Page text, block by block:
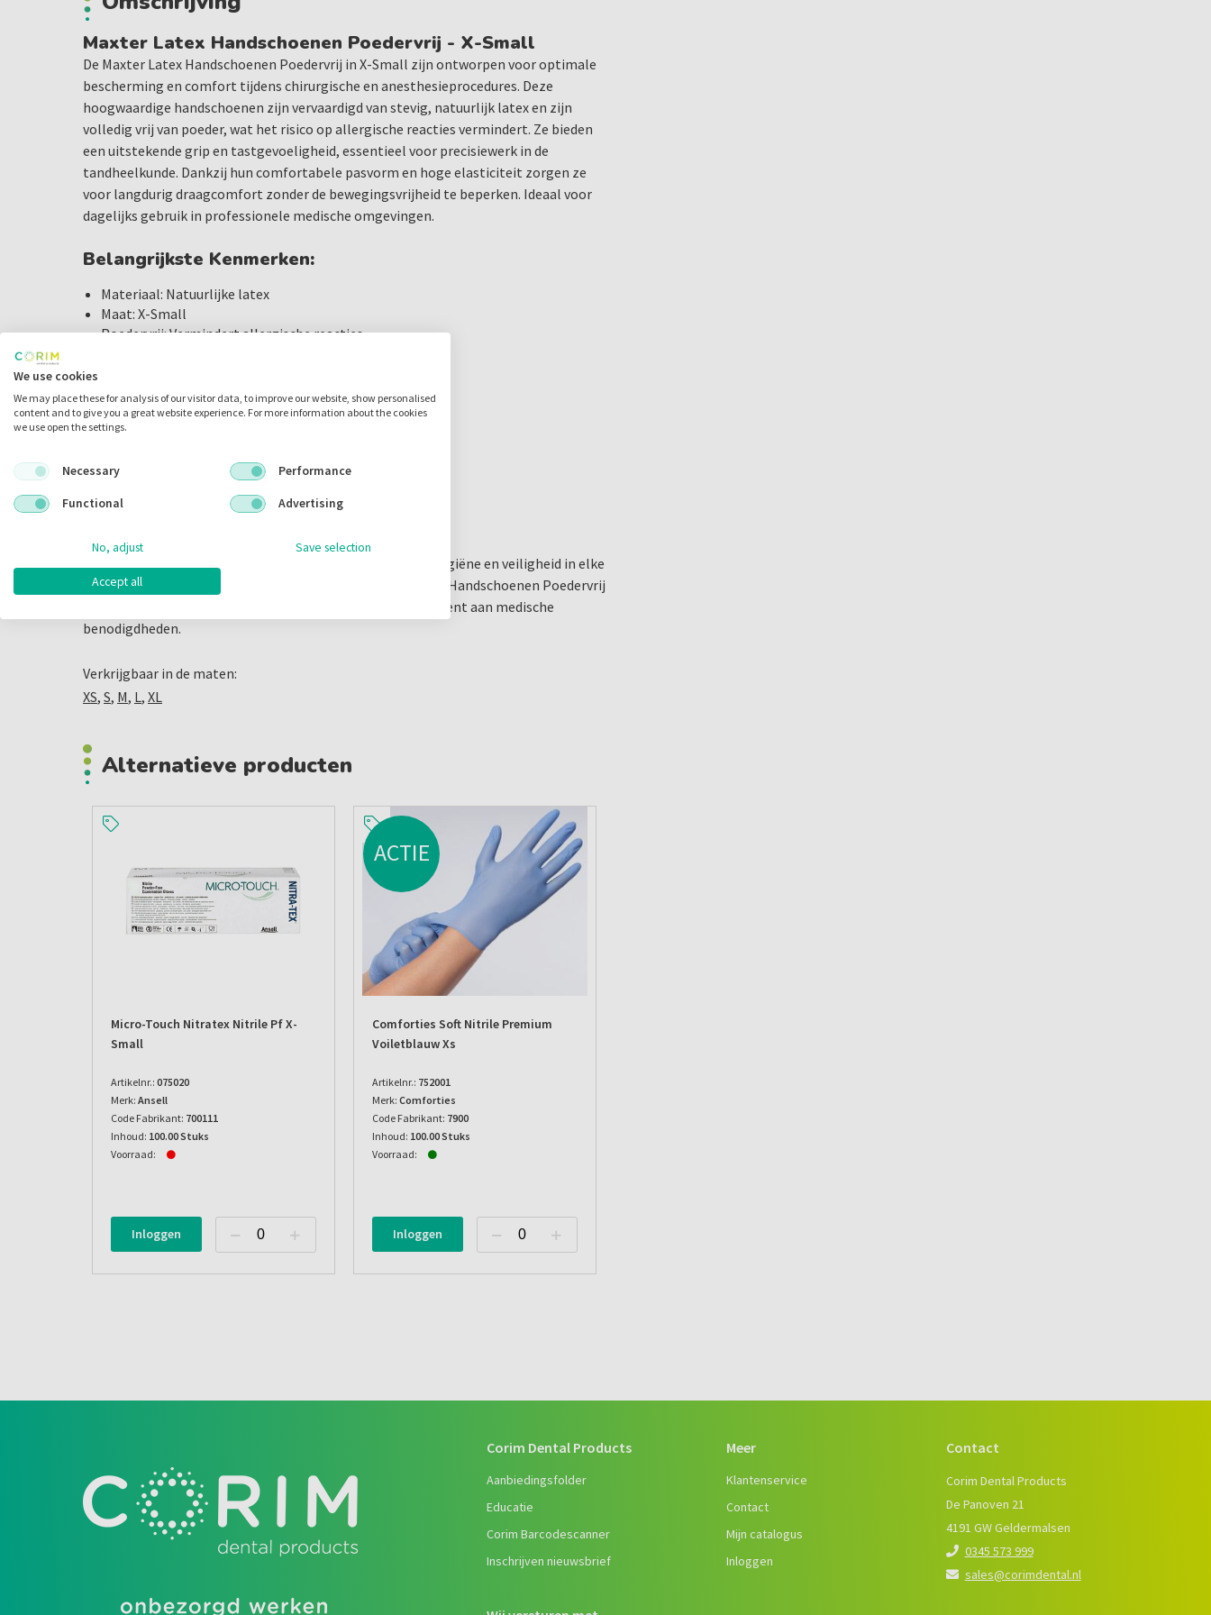
Maxter Latex Handschoenen Poedervrij - X-Small
De Maxter Latex Handschoenen Poedervrij in X-Small zijn ontworpen voor optimale
bescherming en comfort tijdens chirurgische en anesthesieprocedures. Deze
hoogwaardige handschoenen zijn vervaardigd van stevig, natuurlijk latex en zijn
volledig vrij van poeder, wat het risico op allergische reacties vermindert. Ze bieden
een uitstekende grip en tastgevoeligheid, essentieel voor precisiewerk in de
tandheelkunde. Dankzij hun comfortabele pasvorm en hoge elasticiteit zorgen ze
voor langdurig draagcomfort zonder de bewegingsvrijheid te beperken. Ideaal voor
dagelijks gebruik in professionele medische omgevingen.
Belangrijkste Kenmerken:
Materiaal: Natuurlijke latex
Maat: X-Small
Poedervrij: Vermindert allergische reacties
Toepassingen:
Chirurgische procedures
Algemeen medisch gebruik
Deze handschoenen zijn een essentieel onderdeel van de hygiëne en veiligheid in elke
tandartspraktijk. Bezoek onze website om de Maxter Latex Handschoenen Poedervrij
te bestellen en ontdek meer over ons uitgebreide assortiment aan medische
benodigdheden.
Verkrijgbaar in de maten:
XS, S, M, L, XL
Alternatieve producten
Micro-Touch Nitratex Nitrile Pf X-
Small
Artikelnr.: 075020
Merk: Ansell
Code Fabrikant: 700111
Inhoud: 100.00 Stuks
Voorraad:
Inloggen
ACTIE
Comforties Soft Nitrile Premium
Voiletblauw Xs
Artikelnr.: 752001
Merk: Comforties
Code Fabrikant: 7900
Inhoud: 100.00 Stuks
Voorraad:
Inloggen
Corim Dental Products
Aanbiedingsfolder
Educatie
Corim Barcodescanner
Inschrijven nieuwsbrief
Meer
Klantenservice
Contact
Mijn catalogus
Inloggen
Contact
Corim Dental Products
De Panoven 21
4191 GW Geldermalsen
0345 573 999
sales@corimdental.nl
We use cookies
We may place these for analysis of our visitor data, to improve our website, show personalised
content and to give you a great website experience. For more information about the cookies
we use open the settings.
Necessary
Performance
Functional
Advertising
No, adjust Save selection
Accept all